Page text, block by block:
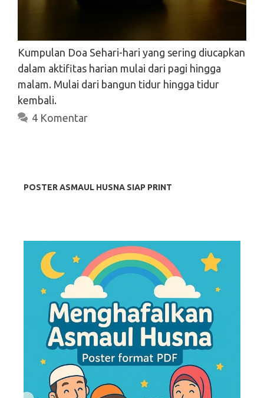
Kumpulan Doa Sehari-hari yang sering diucapkan
dalam aktifitas harian mulai dari pagi hingga
malam. Mulai dari bangun tidur hingga tidur
kembali.
4 Komentar
Search
POSTER ASMAUL HUSNA SIAP PRINT